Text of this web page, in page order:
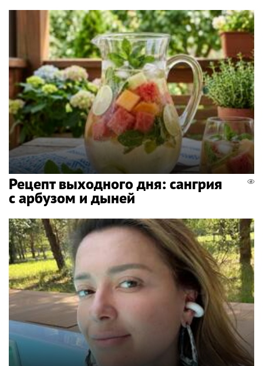
Рецепт выходного дня: сангрия
с арбузом и дыней